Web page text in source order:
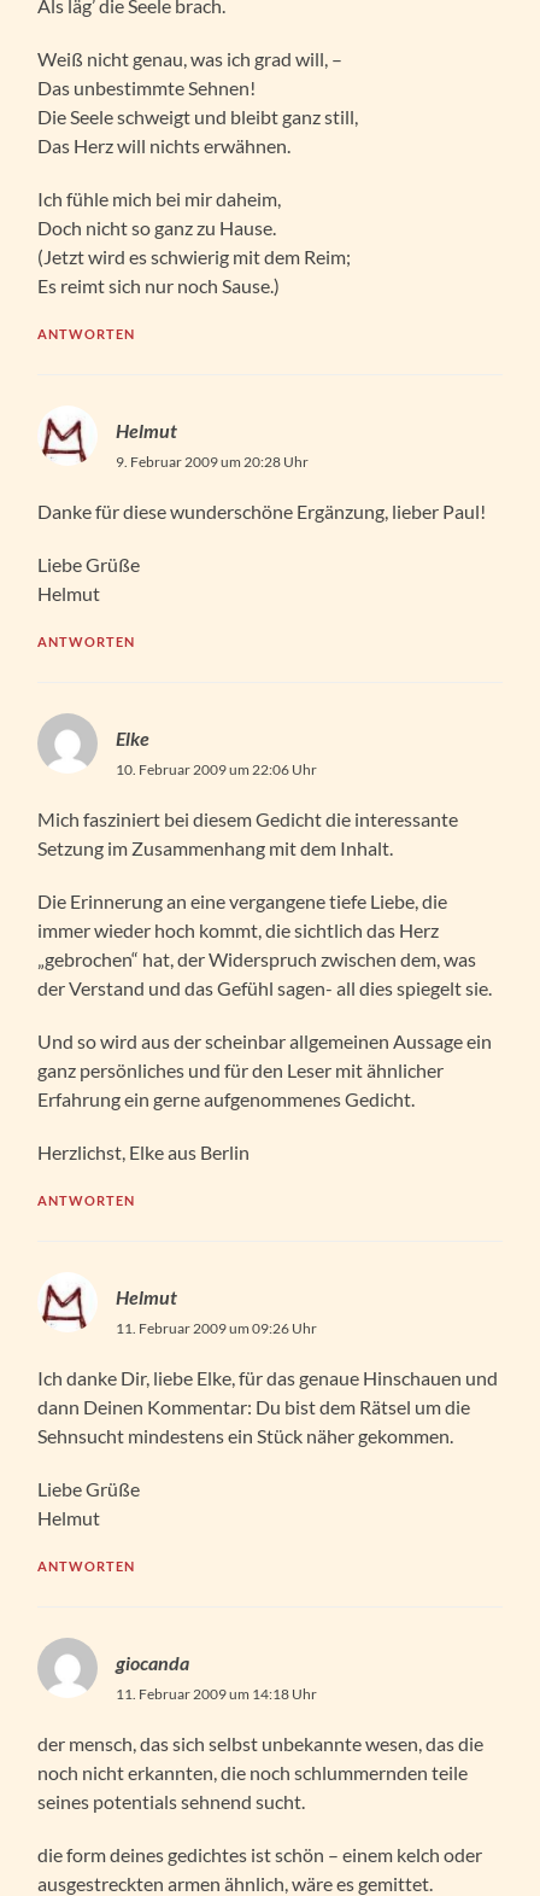
Als läg’ die Seele brach.
Weiß nicht genau, was ich grad will, –
Das unbestimmte Sehnen!
Die Seele schweigt und bleibt ganz still,
Das Herz will nichts erwähnen.
Ich fühle mich bei mir daheim,
Doch nicht so ganz zu Hause.
(Jetzt wird es schwierig mit dem Reim;
Es reimt sich nur noch Sause.)
ANTWORTEN
Helmut
9. Februar 2009 um 20:28 Uhr
Danke für diese wunderschöne Ergänzung, lieber Paul!
Liebe Grüße
Helmut
ANTWORTEN
Elke
10. Februar 2009 um 22:06 Uhr
Mich fasziniert bei diesem Gedicht die interessante
Setzung im Zusammenhang mit dem Inhalt.
Die Erinnerung an eine vergangene tiefe Liebe, die
immer wieder hoch kommt, die sichtlich das Herz
„gebrochen“ hat, der Widerspruch zwischen dem, was
der Verstand und das Gefühl sagen- all dies spiegelt sie.
Und so wird aus der scheinbar allgemeinen Aussage ein
ganz persönliches und für den Leser mit ähnlicher
Erfahrung ein gerne aufgenommenes Gedicht.
Herzlichst, Elke aus Berlin
ANTWORTEN
Helmut
11. Februar 2009 um 09:26 Uhr
Ich danke Dir, liebe Elke, für das genaue Hinschauen und
dann Deinen Kommentar: Du bist dem Rätsel um die
Sehnsucht mindestens ein Stück näher gekommen.
Liebe Grüße
Helmut
ANTWORTEN
giocanda
11. Februar 2009 um 14:18 Uhr
der mensch, das sich selbst unbekannte wesen, das die
noch nicht erkannten, die noch schlummernden teile
seines potentials sehnend sucht.
die form deines gedichtes ist schön – einem kelch oder
ausgestreckten armen ähnlich, wäre es gemittet.